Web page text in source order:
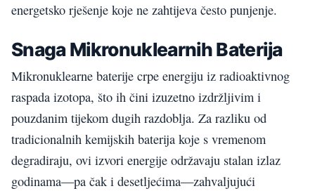
energetsko rješenje koje ne zahtijeva često punjenje.
Snaga Mikronuklearnih Baterija
Mikronuklearne baterije crpe energiju iz radioaktivnog
raspada izotopa, što ih čini izuzetno izdržljivim i
pouzdanim tijekom dugih razdoblja. Za razliku od
tradicionalnih kemijskih baterija koje s vremenom
degradiraju, ovi izvori energije održavaju stalan izlaz
godinama—pa čak i desetljećima—zahvaljujući